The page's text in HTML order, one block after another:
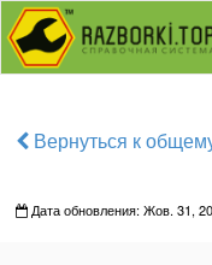
Вернуться к
Дата обновления: Жов. 31,